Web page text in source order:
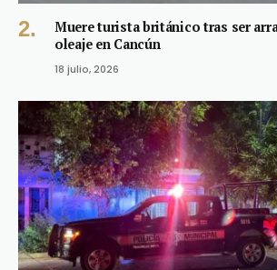
Muere turista británico tras ser
oleaje en Cancún
18 julio, 2026